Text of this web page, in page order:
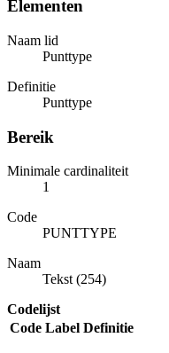
Elementen
Naam lid
Punttype
Definitie
Punttype
Bereik
Minimale cardinaliteit
1
Code
PUNTTYPE
Naam
Tekst (254)
Codelijst
Code Label Definitie